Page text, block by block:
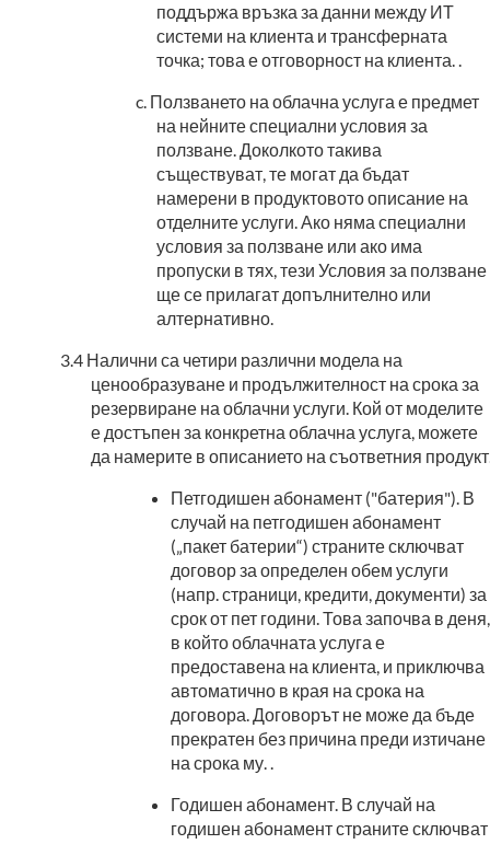
поддържа връзка за данни между ИТ
системи на клиента и трансферната
точка; това е отговорност на клиента. .
Ползването на облачна услуга е предмет
на нейните специални условия за
ползване. Доколкото такива
съществуват, те могат да бъдат
намерени в продуктовото описание на
отделните услуги. Ако няма специални
условия за ползване или ако има
пропуски в тях, тези Условия за ползване
ще се прилагат допълнително или
алтернативно.
Налични са четири различни модела на
ценообразуване и продължителност на срока за
резервиране на облачни услуги. Кой от моделите
е достъпен за конкретна облачна услуга, можете
да намерите в описанието на съответния
Петгодишен абонамент ("батерия"). В
случай на петгодишен абонамент
(„пакет батерии“) страните сключват
договор за определен обем услуги
(напр. страници, кредити, документи) за
срок от пет години. Това започва в деня,
в който облачната услуга е
предоставена на клиента, и приключва
автоматично в края на срока на
договора. Договорът не може да бъде
прекратен без причина преди изтичане
на срока му. .
Годишен абонамент. В случай на
годишен абонамент страните сключват